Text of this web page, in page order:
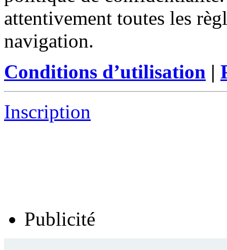
attentivement toutes les
navigation.
Conditions d’utilisation |
Inscription
Publicité